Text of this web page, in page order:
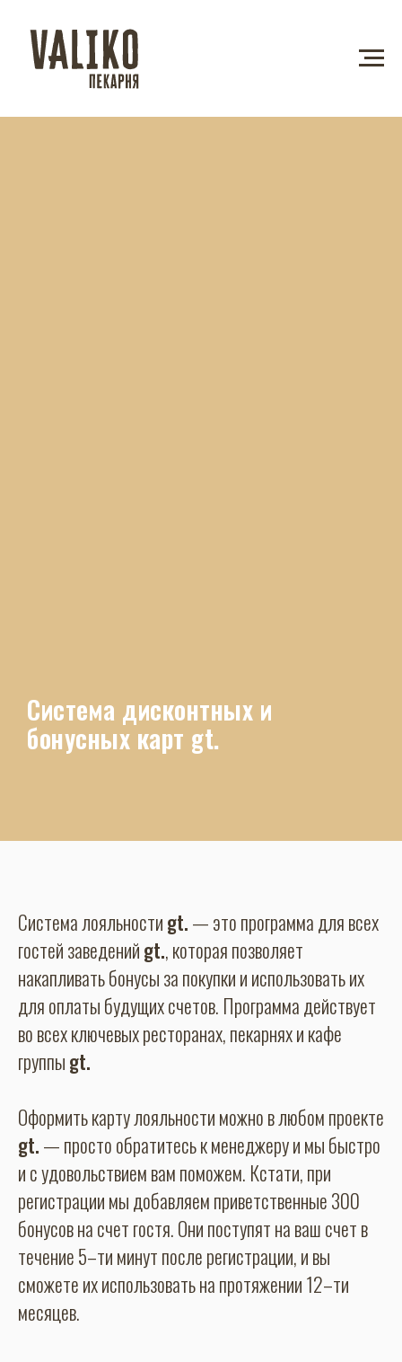
Система дисконтных и
бонусных карт gt.
Система лояльностиgt.— это программа для всех
гостей заведенийgt., которая позволяет
накапливать бонусы за покупки и использовать их
для оплаты будущих счетов. Программа действует
во всех ключевых ресторанах, пекарнях и кафе
группыgt.
Оформить карту лояльности можно в любом проекте
gt.— просто обратитесь к менеджеру и мы быстро
и с удовольствием вам поможем. Кстати, при
регистрации мы добавляем приветственные 300
бонусов на счет гостя. Они поступят на ваш счет в
течение 5–ти минут после регистрации, и вы
сможете их использовать на протяжении 12–ти
месяцев.